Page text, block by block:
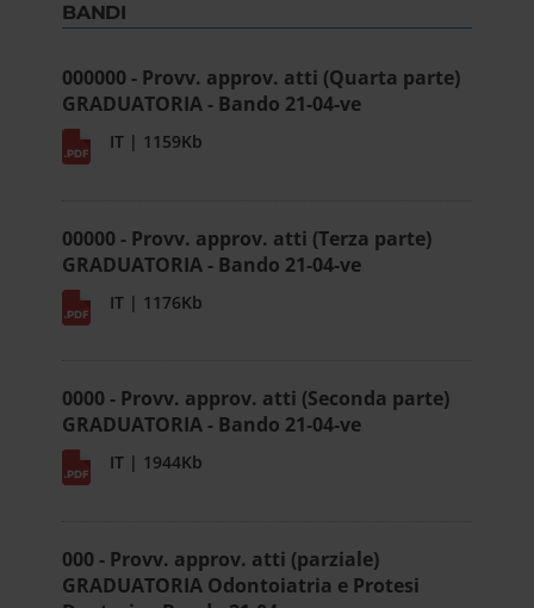
BANDI
000000 - Provv. approv. atti (Quarta parte)
GRADUATORIA - Bando 21-04-ve
IT | 1159Kb
00000 - Provv. approv. atti (Terza parte)
GRADUATORIA - Bando 21-04-ve
IT | 1176Kb
0000 - Provv. approv. atti (Seconda parte)
GRADUATORIA - Bando 21-04-ve
IT | 1944Kb
000 - Provv. approv. atti (parziale)
GRADUATORIA Odontoiatria e Protesi